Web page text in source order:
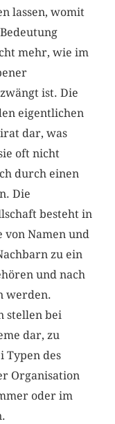
lassen, womit
mehr, wie im
ist. Die
eigentlichen
dar, was
oft nicht
durch einen
Die
besteht in
von Namen und
zu ein
und nach
werden.
stellen bei
dar, zu
Typen des
Organisation
oder im